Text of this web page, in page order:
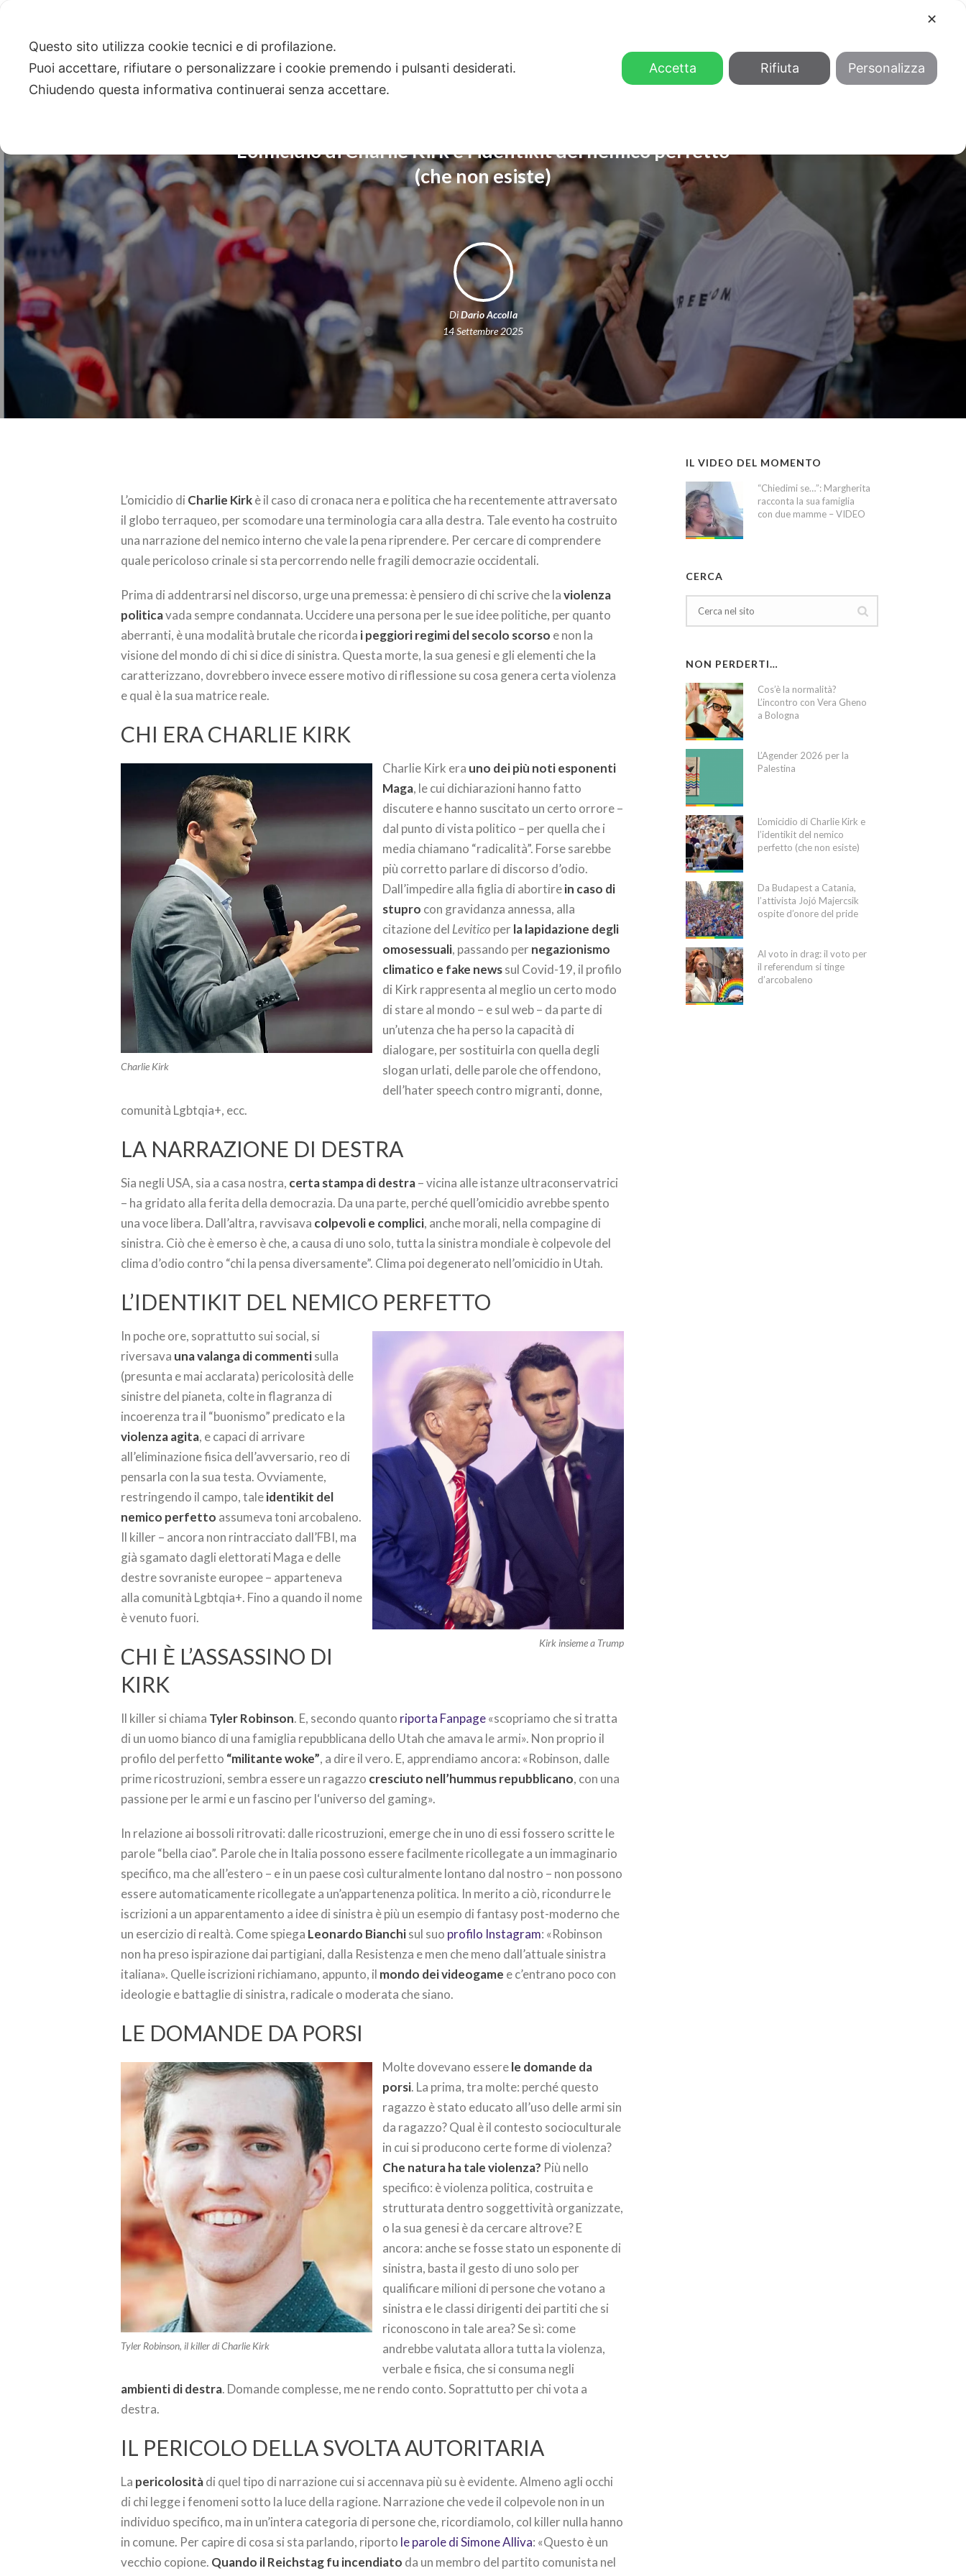
L’omicidio di Charlie Kirk e l’identikit del nemico perfetto
(che non esiste)
DiDario Accolla
14 Settembre 2025
L’omicidio di Charlie Kirkè il caso di cronaca nera e politica che ha recentemente attraversato
il globo terraqueo, per scomodare una terminologia cara alla destra. Tale evento ha costruito
una narrazione del nemico interno che vale la pena riprendere. Per cercare di comprendere
quale pericoloso crinale si sta percorrendo nelle fragili democrazie occidentali.
Prima di addentrarsi nel discorso, urge una premessa: è pensiero di chi scrive che laviolenza
politicavada sempre condannata. Uccidere una persona per le sue idee politiche, per quanto
aberranti, è una modalità brutale che ricorda i peggiori regimi del secolo scorso e non la
visione del mondo di chi si dice di sinistra. Questa morte, la sua genesi e gli elementi che la
caratterizzano, dovrebbero invece essere motivo di riflessione su cosa genera certa violenza
e qual è la sua matrice reale.
CHI ERA CHARLIE KIRK
Charlie Kirk
Charlie Kirk era uno dei più noti esponenti
Maga, le cui dichiarazioni hanno fatto
discutere e hanno suscitato un certo orrore –
dal punto di vista politico – per quella che i
media chiamano “radicalità”. Forse sarebbe
più corretto parlare di discorso d’odio.
Dall’impedire alla figlia di abortirein caso di
stupro con gravidanza annessa, alla
citazione del Levitico perla lapidazione degli
omosessuali, passando pernegazionismo
climatico e fake newssul Covid-19, il profilo
di Kirk rappresenta al meglio un certo modo
di stare al mondo – e sul web – da parte di
un’utenza che ha perso la capacità di
dialogare, per sostituirla con quella degli
slogan urlati, delle parole che offendono,
dell’hater speech contro migranti, donne,
comunità Lgbtqia+, ecc.
LA NARRAZIONE DI DESTRA
Sia negli USA, sia a casa nostra, certa stampa di destra– vicina alle istanze ultraconservatrici
– ha gridato alla ferita della democrazia. Da una parte, perché quell’omicidio avrebbe spento
una voce libera. Dall’altra, ravvisava colpevoli e complici, anche morali, nella compagine di
sinistra. Ciò che è emerso è che, a causa di uno solo, tutta la sinistra mondiale è colpevole del
clima d’odio contro “chi la pensa diversamente”. Clima poi degenerato nell’omicidio in Utah.
L’IDENTIKIT DEL NEMICO PERFETTO
Kirk insieme a Trump
In poche ore, soprattutto sui social, si
riversava una valanga di commentisulla
(presunta e mai acclarata) pericolosità delle
sinistre del pianeta, colte in flagranza di
incoerenza tra il “buonismo” predicato e la
violenza agita, e capaci di arrivare
all’eliminazione fisica dell’avversario, reo di
pensarla con la sua testa. Ovviamente,
restringendo il campo, taleidentikit del
nemico perfetto assumeva toni arcobaleno.
Il killer – ancora non rintracciato dall’FBI, ma
già sgamato dagli elettorati Maga e delle
destre sovraniste europee – apparteneva
alla comunità Lgbtqia+. Fino a quando il nome
è venuto fuori.
CHI È L’ASSASSINO DI
KIRK
Il killer si chiama Tyler Robinson. E, secondo quanto riporta Fanpage«scopriamo che si tratta
di un uomo bianco di una famiglia repubblicana dello Utah che amava le armi». Non proprio il
profilo del perfetto “militante woke”, a dire il vero. E, apprendiamo ancora: «Robinson, dalle
prime ricostruzioni, sembra essere un ragazzo cresciuto nell’hummus repubblicano, con una
passione per le armi e un fascino per l‘universo del gaming».
In relazione ai bossoli ritrovati: dalle ricostruzioni, emerge che in uno di essi fossero scritte le
parole “bella ciao”. Parole che in Italia possono essere facilmente ricollegate a un immaginario
specifico, ma che all’estero – e in un paese così culturalmente lontano dal nostro – non possono
essere automaticamente ricollegate a un’appartenenza politica. In merito a ciò, ricondurre le
iscrizioni a un apparentamento a idee di sinistra è più un esempio di fantasy post-moderno che
un esercizio di realtà. Come spiega Leonardo Bianchisul suo profilo Instagram: «Robinson
non ha preso ispirazione dai partigiani, dalla Resistenza e men che meno dall’attuale sinistra
italiana». Quelle iscrizioni richiamano, appunto, il mondo dei videogame e c’entrano poco con
ideologie e battaglie di sinistra, radicale o moderata che siano.
LE DOMANDE DA PORSI
Tyler Robinson, il killer di Charlie Kirk
Molte dovevano esserele domande da
porsi. La prima, tra molte: perché questo
ragazzo è stato educato all’uso delle armi sin
da ragazzo? Qual è il contesto socioculturale
in cui si producono certe forme di violenza?
Che natura ha tale violenza? Più nello
specifico: è violenza politica, costruita e
strutturata dentro soggettività organizzate,
o la sua genesi è da cercare altrove? E
ancora: anche se fosse stato un esponente di
sinistra, basta il gesto di uno solo per
qualificare milioni di persone che votano a
sinistra e le classi dirigenti dei partiti che si
riconoscono in tale area? Se sì: come
andrebbe valutata allora tutta la violenza,
verbale e fisica, che si consuma negli
ambienti di destra. Domande complesse, me ne rendo conto. Soprattutto per chi vota a
destra.
IL PERICOLO DELLA SVOLTA AUTORITARIA
La pericolositàdi quel tipo di narrazione cui si accennava più su è evidente. Almeno agli occhi
di chi legge i fenomeni sotto la luce della ragione. Narrazione che vede il colpevole non in un
individuo specifico, ma in un’intera categoria di persone che, ricordiamolo, col killer nulla hanno
in comune. Per capire di cosa si sta parlando, riporto le parole di Simone Alliva: «Questo è un
vecchio copione. Quando il Reichstag fu incendiato da un membro del partito comunista nel
IL VIDEO DEL MOMENTO
“Chiedimi se…”: Margherita
racconta la sua famiglia
con due mamme – VIDEO
CERCA
NON PERDERTI…
Cos’è la normalità?
L’incontro con Vera Gheno
a Bologna
L’Agender 2026 per la
Palestina
L’omicidio di Charlie Kirk e
l’identikit del nemico
perfetto (che non esiste)
Da Budapest a Catania,
l’attivista Jojó Majercsik
ospite d’onore del pride
Al voto in drag: il voto per
il referendum si tinge
d’arcobaleno
✕
Questo sito utilizza cookie tecnici e di profilazione.
Puoi accettare, rifiutare o personalizzare i cookie premendo i pulsanti desiderati.
Chiudendo questa informativa continuerai senza accettare.
Accetta Rifiuta Personalizza